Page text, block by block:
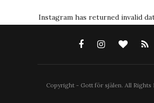
Instagram has returned invalid
Copyright - Gott för själen. All Rights